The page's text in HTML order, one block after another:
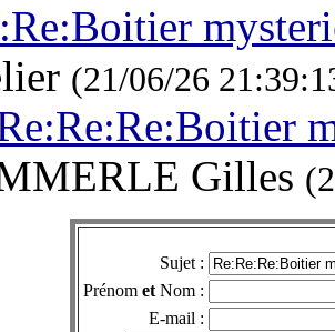
(21/06/26
Gilles
Sujet :
Prénom et Nom :
E-mail :